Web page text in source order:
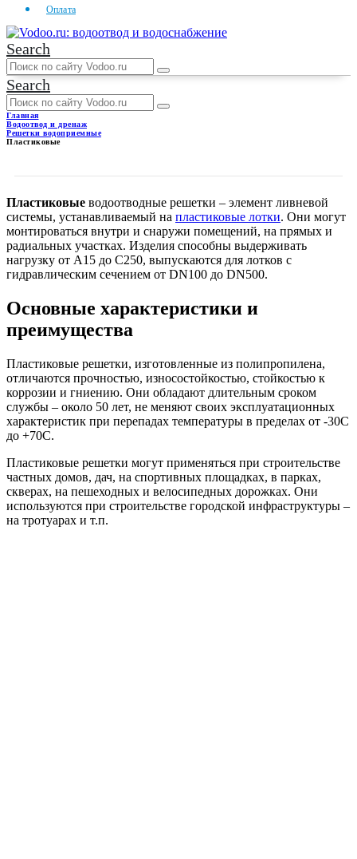
Оплата
Search
Search
Главная
Водоотвод и дренаж
Решетки водоприемные
Пластиковые
Пластиковые водоотводные решетки – элемент ливневой
системы, устанавливаемый на пластиковые лотки. Они могут
монтироваться внутри и снаружи помещений, на прямых и
радиальных участках. Изделия способны выдерживать
нагрузку от А15 до С250, выпускаются для лотков с
гидравлическим сечением от DN100 до DN500.
Основные характеристики и
преимущества
Пластиковые решетки, изготовленные из полипропилена,
отличаются прочностью, износостойкостью, стойкостью к
коррозии и гниению. Они обладают длительным сроком
службы – около 50 лет, не меняют своих эксплуатационных
характеристик при перепадах температуры в пределах от -30С
до +70С.
Пластиковые решетки могут применяться при строительстве
частных домов, дач, на спортивных площадках, в парках,
скверах, на пешеходных и велосипедных дорожках. Они
используются при строительстве городской инфраструктуры –
на тротуарах и т.п.